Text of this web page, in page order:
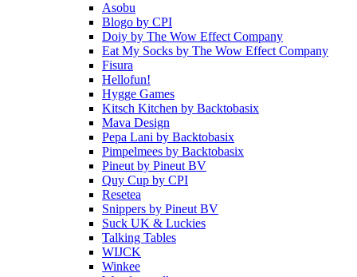
Asobu
Blogo by CPI
Doiy by The Wow Effect Company
Eat My Socks by The Wow Effect Company
Fisura
Hellofun!
Hygge Games
Kitsch Kitchen by Backtobasix
Mava Design
Pepa Lani by Backtobasix
Pimpelmees by Backtobasix
Pineut by Pineut BV
Quy Cup by CPI
Resetea
Snippers by Pineut BV
Suck UK & Luckies
Talking Tables
WIJCK
Winkee